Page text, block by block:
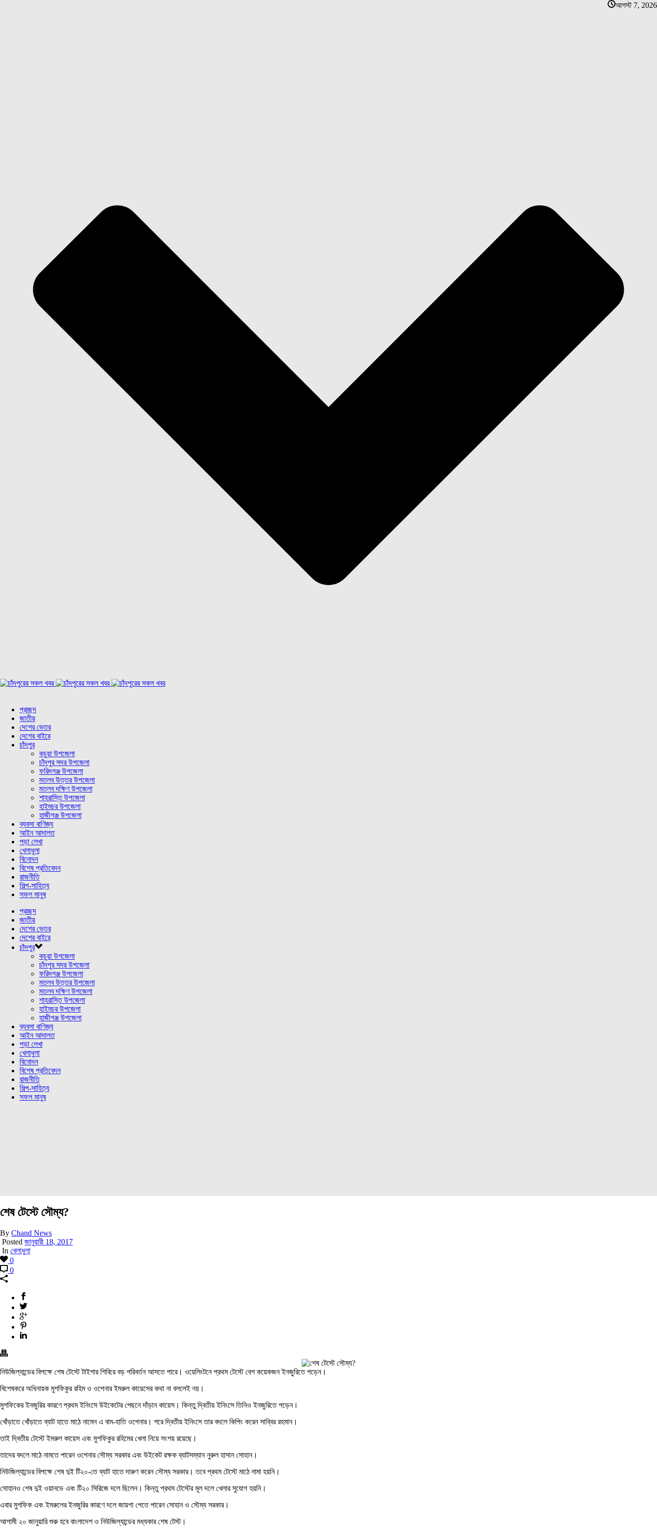
আগস্ট 7, 2026
প্রচ্ছদ
জাতীয়
দেশের ভেতর
দেশের বাইরে
চাঁদপুর
কচুয়া উপজেলা
চাঁদপুর সদর উপজেলা
ফরিদগঞ্জ উপজেলা
মতলব উত্তর উপজেলা
মতলব দক্ষিণ উপজেলা
শাহরাস্তি উপজেলা
হাইমচর উপজেলা
হাজীগঞ্জ উপজেলা
ব্যবসা বাণিজ্য
আইন আদালত
পড়া লেখা
খেলাধুলা
বিনোদন
বিশেষ প্রতিবেদন
রাজনীতি
শিল্প-সাহিত্য
সফল মানুষ
প্রচ্ছদ
জাতীয়
দেশের ভেতর
দেশের বাইরে
চাঁদপুর
কচুয়া উপজেলা
চাঁদপুর সদর উপজেলা
ফরিদগঞ্জ উপজেলা
মতলব উত্তর উপজেলা
মতলব দক্ষিণ উপজেলা
শাহরাস্তি উপজেলা
হাইমচর উপজেলা
হাজীগঞ্জ উপজেলা
ব্যবসা বাণিজ্য
আইন আদালত
পড়া লেখা
খেলাধুলা
বিনোদন
বিশেষ প্রতিবেদন
রাজনীতি
শিল্প-সাহিত্য
সফল মানুষ
শেষ টেস্টে সৌম্য?
By Chand News
Posted জানুয়ারী 18, 2017
In খেলাধুলা
0
0
নিউজিল্যান্ডের বিপক্ষে শেষ টেস্টে টাইগার শিবিরে বড় পরিবর্তন আসতে পারে। ওয়েলিংটনে প্রথম টেস্টে বেশ কয়েকজন ইনজুরিতে পড়েন।
বিশেষকরে অধিনায়ক মুশফিকুর রহিম ও ওপেনার ইমরুল কায়েসের কথা না বললেই নয়।
মুশফিকের ইনজুরির কারণে প্রথম ইনিংসে উইকেটের পেছনে দাঁড়ান কায়েস। কিন্তু দ্বিতীয় ইনিংসে তিনিও ইনজুরিতে পড়েন।
খোঁড়াতে খোঁড়াতে ব্যাট হাতে মাঠে নামেন এ বাম-হাতি ওপেনার। পরে দ্বিতীয় ইনিংসে তার বদলে কিপিং করেন সাব্বির রহমান।
তাই দ্বিতীয় টেস্টে ইমরুল কায়েস এবং মুশফিকুর রহিমের খেলা নিয়ে সংশয় রয়েছে।
তাদের বদলে মাঠে নামতে পারেন ওপেনার সৌম্য সরকার এবং উইকেট রক্ষক ব্যাটসম্যান নুরুল হাসান সোহান।
নিউজিল্যান্ডের বিপক্ষে শেষ দুই টি২০-তে ব্যাট হাতে দারুণ করেন সৌম্য সরকার। তবে প্রথম টেস্টে মাঠে নামা হয়নি।
সোহানও শেষ দুই ওয়ানডে এবং টি২০ সিরিজে দলে ছিলেন। কিন্তু প্রথম টেস্টের মূল দলে খেলার সুযোগ হয়নি।
এবার মুশফিক এবং ইমরুলের ইনজুরির কারণে দলে জায়গা পেতে পারেন সোহান ও সৌম্য সরকার।
আগামী ২০ জানুয়ারি শুরু হবে বাংলাদেশ ও নিউজিল্যান্ডের মধ্যকার শেষ টেস্ট।